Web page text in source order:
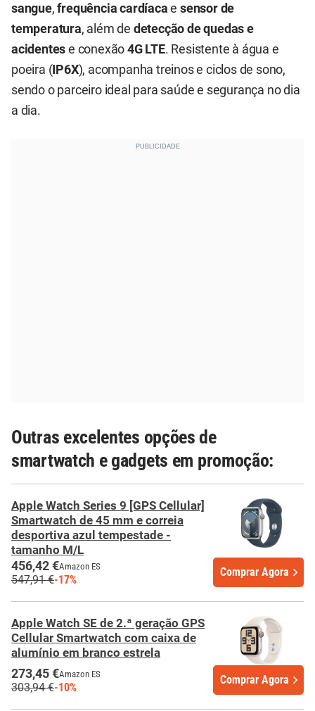
sangue,frequência cardíaca esensor de
temperatura, além de detecção de quedas e
acidentes e conexão4G LTE. Resistente à água e
poeira (IP6X), acompanha treinos e ciclos de sono,
sendo o parceiro ideal para saúde e segurança no dia
a dia.
Outras excelentes opções de
smartwatch e gadgets em promoção:
Apple Watch Series 9 [GPS Cellular]
Smartwatch de 45 mm e correia
desportiva azul tempestade -
tamanho M/L
456,42 €Amazon ES
547,91 €-17%
Comprar Agora
Apple Watch SE de 2.ª geração GPS
Cellular Smartwatch com caixa de
alumínio em branco estrela
273,45 €Amazon ES
303,94 €-10%
Comprar Agora